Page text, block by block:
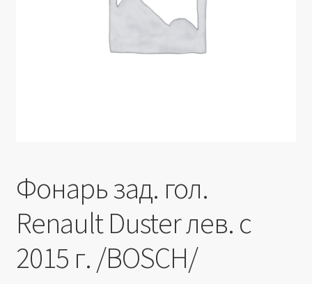
Фонарь зад. гол.
Renault Duster лев. с
2015 г. /BOSCH/